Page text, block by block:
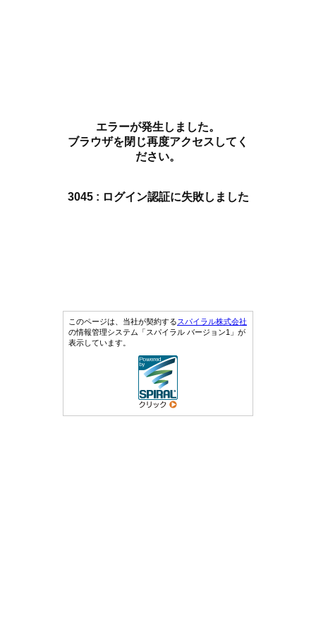
エラーが発生しました。
ブラウザを閉じ再度アクセスしてく
ださい。
3045 : ログイン認証に失敗しました
このページは、当社が契約するスパイラル株式会社
の情報管理システム「スパイラル バージョン1」が
表示しています。